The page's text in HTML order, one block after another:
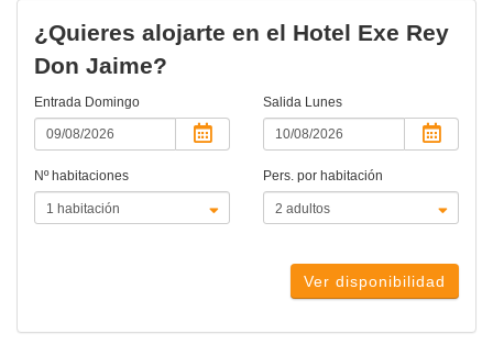
¿Quieres alojarte en el Hotel Exe Rey
Don Jaime?
Entrada Domingo Salida Lunes
Nº habitaciones Pers. por habitación
Ver disponibilidad